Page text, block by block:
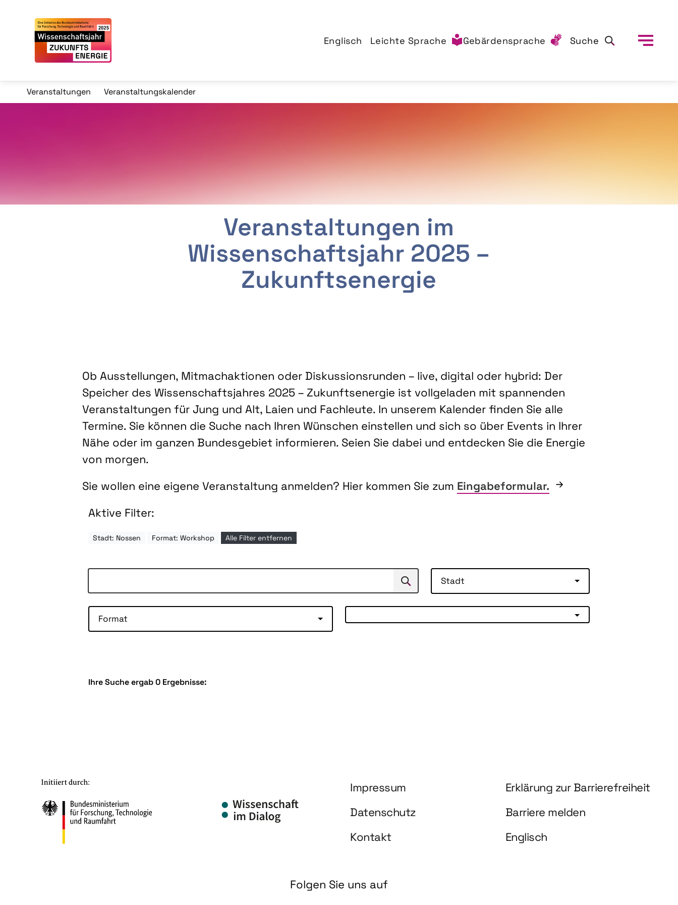
Englisch Leichte Sprache Gebärdensprache Suche
Veranstaltungen Veranstaltungskalender
Veranstaltungen im
Wissenschaftsjahr 2025 –
Zukunftsenergie
Ob Ausstellungen, Mitmachaktionen oder Diskussionsrunden – live, digital oder hybrid: Der
Speicher des Wissenschaftsjahres 2025 – Zukunftsenergie ist vollgeladen mit spannenden
Veranstaltungen für Jung und Alt, Laien und Fachleute. In unserem Kalender finden Sie alle
Termine. Sie können die Suche nach Ihren Wünschen einstellen und sich so über Events in Ihrer
Nähe oder im ganzen Bundesgebiet informieren. Seien Sie dabei und entdecken Sie die Energie
von morgen.
Sie wollen eine eigene Veranstaltung anmelden? Hier kommen Sie zum Eingabeformular.
Aktive Filter:
Stadt: Nossen Format: Workshop Alle Filter entfernen
Suchen Stadt
Format
Ihre Suche ergab 0 Ergebnisse:
Information und Service
Impressum
Erklärung zur Barrierefreiheit
Datenschutz
Barriere melden
Kontakt
Englisch
Folgen Sie uns auf